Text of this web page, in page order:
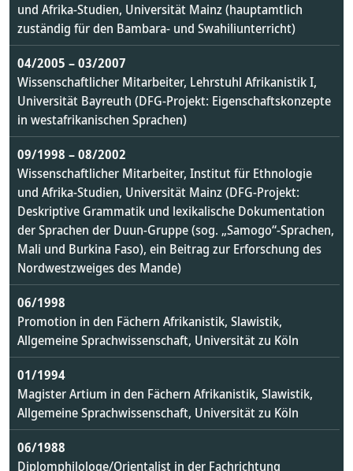
und Afrika-Studien, Universität Mainz (hauptamtlich
zuständig für den Bambara- und Swahiliunterricht)
04/2005 – 03/2007
Wissenschaftlicher Mitarbeiter, Lehrstuhl Afrikanistik I,
Universität Bayreuth (DFG-Projekt: Eigenschaftskonzepte
in westafrikanischen Sprachen)
09/1998 – 08/2002
Wissenschaftlicher Mitarbeiter, Institut für Ethnologie
und Afrika-Studien, Universität Mainz (DFG-Projekt:
Deskriptive Grammatik und lexikalische Dokumentation
der Sprachen der Duun-Gruppe (sog. „Samogo“-Sprachen,
Mali und Burkina Faso), ein Beitrag zur Erforschung des
Nordwestzweiges des Mande)
06/1998
Promotion in den Fächern Afrikanistik, Slawistik,
Allgemeine Sprachwissenschaft, Universität zu Köln
01/1994
Magister Artium in den Fächern Afrikanistik, Slawistik,
Allgemeine Sprachwissenschaft, Universität zu Köln
06/1988
Diplomphilologe/Orientalist in der Fachrichtung